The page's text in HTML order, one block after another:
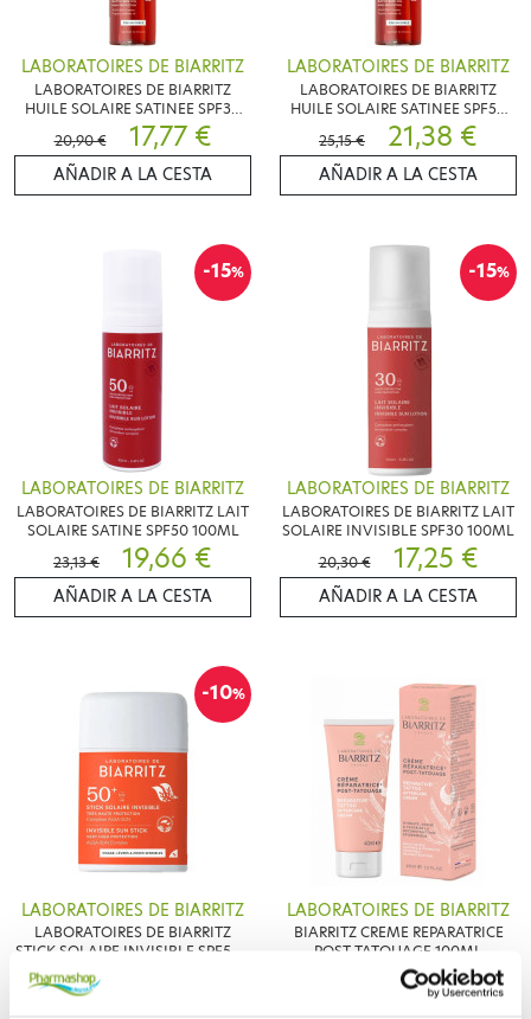
LABORATOIRES DE BIARRITZ
LABORATOIRES DE BIARRITZ
HUILE SOLAIRE SATINEE SPF30
125ML
20,90 € 17,77 €
AÑADIR A LA CESTA
LABORATOIRES DE BIARRITZ
LABORATOIRES DE BIARRITZ
HUILE SOLAIRE SATINEE SPF50
125ML
25,15 € 21,38 €
AÑADIR A LA CESTA
-15%
LABORATOIRES DE BIARRITZ
LABORATOIRES DE BIARRITZ LAIT
SOLAIRE SATINE SPF50 100ML
23,13 €
19,66 €
AÑADIR A LA CESTA
-15%
LABORATOIRES DE BIARRITZ
LABORATOIRES DE BIARRITZ LAIT
SOLAIRE INVISIBLE SPF30 100ML
20,30 €
17,25 €
AÑADIR A LA CESTA
-10%
LABORATOIRES DE BIARRITZ
LABORATOIRES DE BIARRITZ
STICK SOLAIRE INVISIBLE SPF50+
12,90 €
LABORATOIRES DE BIARRITZ
BIARRITZ CREME REPARATRICE
POST TATOUAGE 100ML
16,22 €